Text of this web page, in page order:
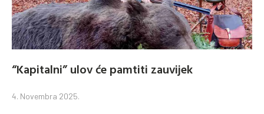
“Kapitalni” ulov će pamtiti zauvijek
4. Novembra 2025.